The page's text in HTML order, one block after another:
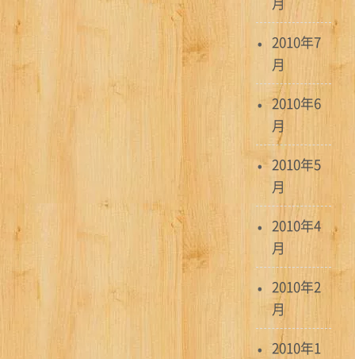
2010年7
月
2010年6
月
2010年5
月
2010年4
月
2010年2
月
2010年1